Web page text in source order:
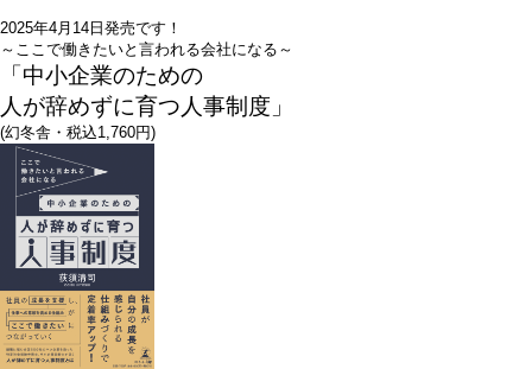
2025年4月14日発売です！
～ここで働きたいと言われる会社になる～
「中小企業のための
人が辞めずに育つ人事制度」
(幻冬舎・税込1,760円)